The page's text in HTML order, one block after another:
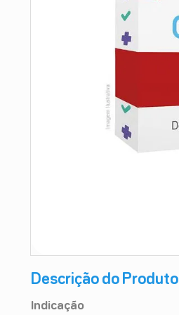
Descrição do Produto
Indicação